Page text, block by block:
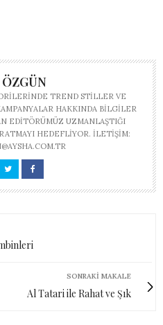
ÖZGÜN
TREND STILLER VE
HAKKINDA BILGILER
EDITÖRÜMÜZ UZMANLAŞTIĞI
HEDEFLIYOR. İLETIŞIM:
SONRAKI MAKALE
Al Tatari ile Rahat ve Şık